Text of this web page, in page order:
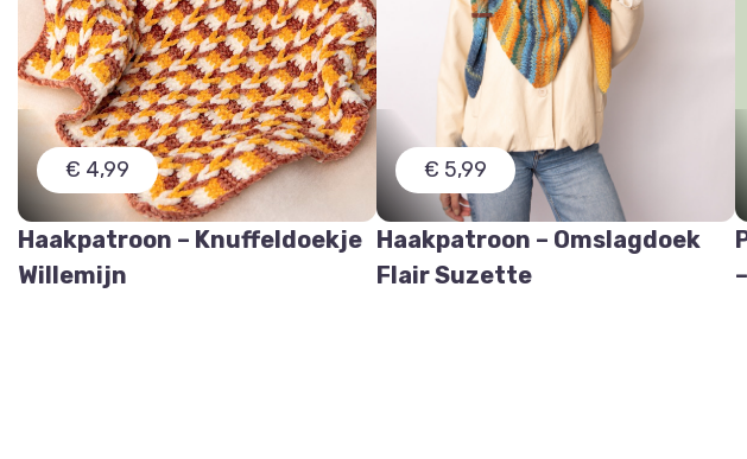
€ 4,99
Haakpatroon – Knuffeldoekje
Willemijn
€ 5,99
Haakpatroon – Omslagdoek
Flair Suzette